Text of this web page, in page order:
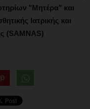
"Μητέρα" και
Ιατρικής και
(SAMNAS)